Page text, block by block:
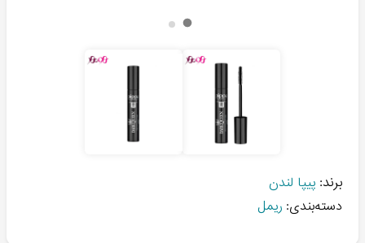
برند: پیپا لندن
دسته‌بندی: ریمل